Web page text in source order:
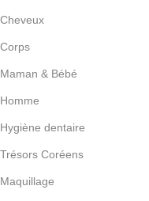
Cheveux
Corps
Maman & Bébé
Homme
Hygiène dentaire
Trésors Coréens
Maquillage